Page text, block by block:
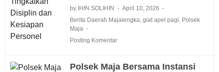
by IHIN SOLIHIN
April 10, 2026
Berita Daerah Majalengka giat apel pagi Polsek
Maja
Posting Komentar
Polsek Maja Bersama Instansi